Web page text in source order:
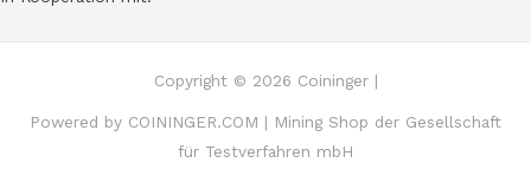
Copyright © 2026 Coininger |
Powered by COININGER.COM | Mining Shop der Gesellschaft
für Testverfahren mbH